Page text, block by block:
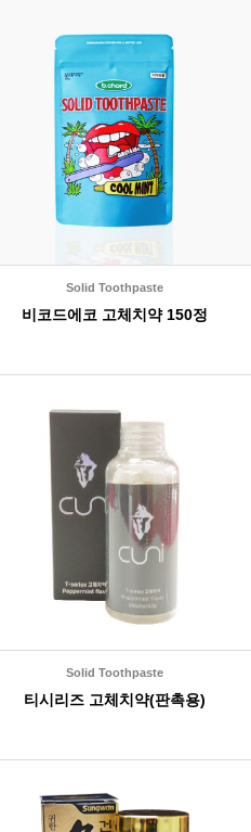
Solid Toothpaste
비코드에코 고체치약 150정
Solid Toothpaste
티시리즈 고체치약(판촉용)